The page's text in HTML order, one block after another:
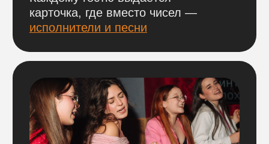
ВАЖНО
по 100% предоплате.
Оплатить можно по ссылке ниже,
выбрав нужный город и игровой день.
БРОНЬ СТОЛОВ